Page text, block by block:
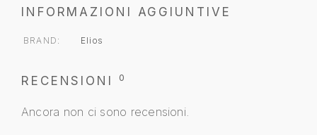
INFORMAZIONI AGGIUNTIVE
BRAND Elios
RECENSIONI 0
Ancora non ci sono recensioni.